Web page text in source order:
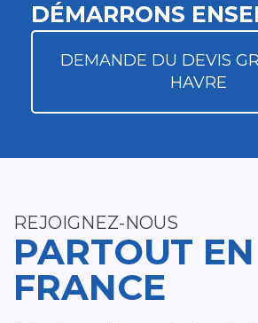
DÉMARRONS
DEMANDE DU DEVIS
HAVRE
REJOIGNEZ-NOUS
PARTOUT EN
FRANCE